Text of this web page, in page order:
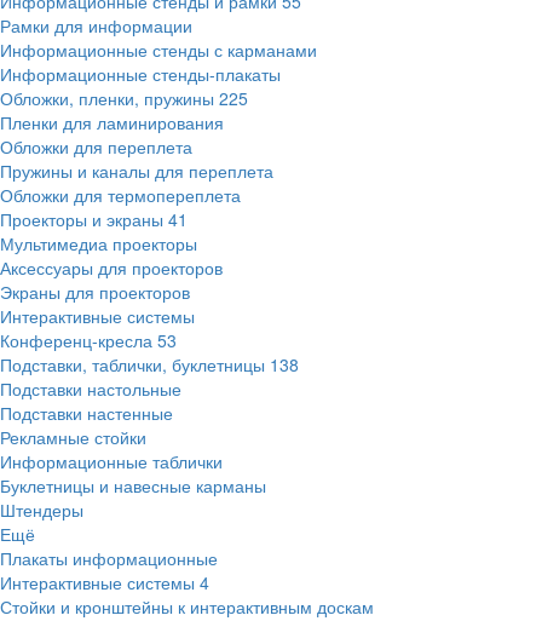
Рамки для информации
Информационные стенды с карманами
Информационные стенды-плакаты
Обложки, пленки, пружины 225
Пленки для ламинирования
Обложки для переплета
Пружины и каналы для переплета
Обложки для термопереплета
Проекторы и экраны 41
Мультимедиа проекторы
Аксессуары для проекторов
Экраны для проекторов
Интерактивные системы
Конференц-кресла 53
Подставки, таблички, буклетницы 138
Подставки настольные
Подставки настенные
Рекламные стойки
Информационные таблички
Буклетницы и навесные карманы
Штендеры
Ещё
Плакаты информационные
Интерактивные системы 4
Стойки и кронштейны к интерактивным доскам